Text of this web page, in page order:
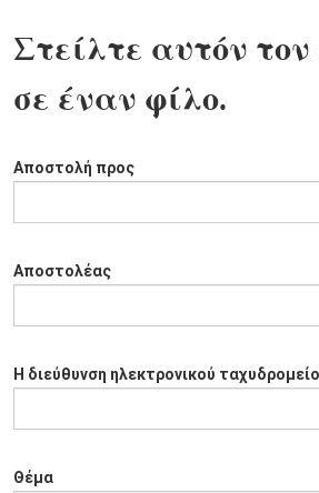
Στείλτε αυτόν
σε έναν φίλο.
Αποστολή προς
Αποστολέας
Η διεύθυνση ηλεκτρονικού
Θέμα